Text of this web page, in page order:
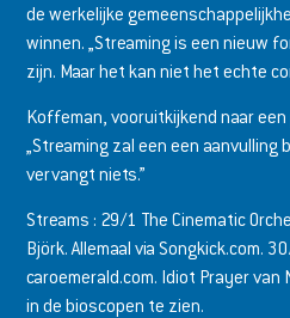
de werkelijke
winnen. „Streaming is een nieuw
zijn. Maar het kan niet het echte
Koffeman, vooruitkijkend naar
„Streaming zal een een aanvulling
vervangt niets.”
Streams : 29/1 The Cinematic
Björk. Allemaal via Songkick.com.
caroemerald.com. Idiot Prayer van
in de bioscopen te zien.